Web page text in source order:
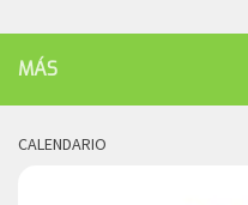
MÁS
CALENDARIO